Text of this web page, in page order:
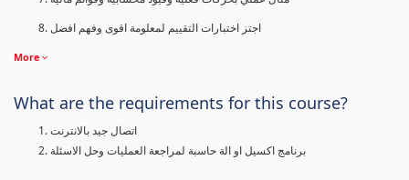
اجتز اختبارات التقييم لمعلومة اقوى وفهم افضل
More
What are the requirements for this course?
اتصال جيد بالانترنت
برنامج اكسيل او الة حاسبة لمراجعة العمليات وحل الاسئلة